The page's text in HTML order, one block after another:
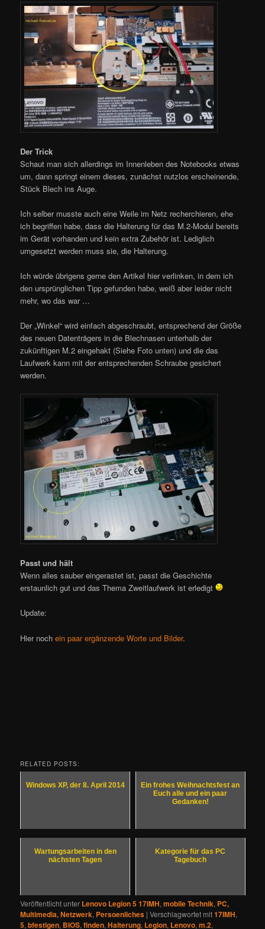
Der Trick
Schaut man sich allerdings im Innenleben des Notebooks etwas
um, dann springt einem dieses, zunächst nutzlos erscheinende,
Stück Blech ins Auge.
Ich selber musste auch eine Weile im Netz recherchieren, ehe
ich begriffen habe, dass die Halterung für das M.2-Modul bereits
im Gerät vorhanden und kein extra Zubehör ist. Lediglich
umgesetzt werden muss sie, die Halterung.
Ich würde übrigens gerne den Artikel hier verlinken, in dem ich
den ursprünglichen Tipp gefunden habe, weiß aber leider nicht
mehr, wo das war …
Der „Winkel“ wird einfach abgeschraubt, entsprechend der Größe
des neuen Datenträgers in die Blechnasen unterhalb der
zukünftigen M.2 eingehakt (Siehe Foto unten) und die das
Laufwerk kann mit der entsprechenden Schraube gesichert
werden.
Passt und hält
Wenn alles sauber eingerastet ist, passt die Geschichte
erstaunlich gut und das Thema Zweitlaufwerk ist erledigt
Update:
Hier nochein paar ergänzende Worte und Bilder.
RELATED POSTS:
Windows XP, der 8. April 2014
Ein frohes Weihnachtsfest an
Euch alle und ein paar
Gedanken!
Wartungsarbeiten in den
nächsten Tagen
Kategorie für das PC
Tagebuch
Veröffentlicht unter Lenovo Legion 5 17IMH,mobile Technik, PC,
Multimedia, Netzwerk, Persoenliches |Verschlagwortet mit17IMH,
5,bfestigen, BIOS,finden,Halterung, Legion, Lenovo,m.2,